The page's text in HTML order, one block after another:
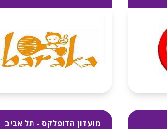
מועדון הדופלקס - תל אביב